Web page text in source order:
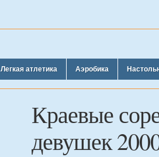
Легкая атлетика Аэробика
Краевые
девушек